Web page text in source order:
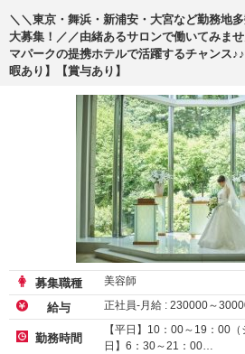
＼＼東京・舞浜・新浦安・大宮など勤務地
大募集！／／由緒あるサロンで働いてみま
マパークの提携ホテルで活躍するチャンス
暇あり】【賞与あり】
募集職種 美容師
給与 正社員-月給 : 230000～
勤務時間
【平日】10：00～19：00（シ
日】6：30～21：00…